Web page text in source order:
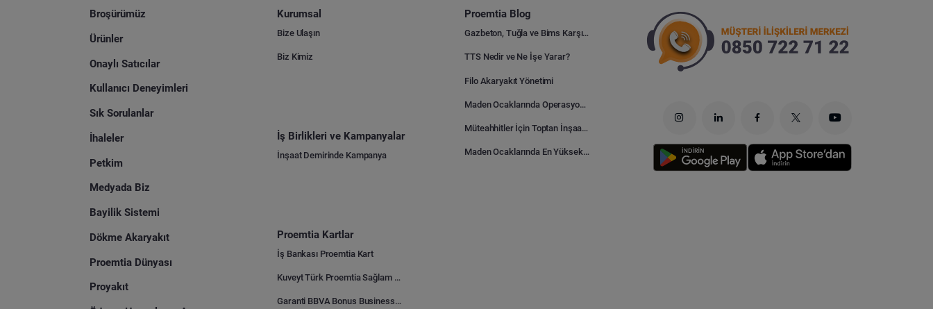
Broşürümüz
Ürünler
Onaylı Satıcılar
Kullanıcı Deneyimleri
Sık Sorulanlar
İhaleler
Petkim
Medyada Biz
Bayilik Sistemi
Dökme Akaryakıt
Proemtia Dünyası
Proyakıt
Kurumsal
Bize Ulaşın
Biz Kimiz
İş Birlikleri ve Kampanyalar
İnşaat Demirinde Kampanya
Proemtia Kartlar
İş Bankası Proemtia Kart
Kuveyt Türk Proemtia Sağlam Bayi Kart
Garanti BBVA Bonus Business Proemtia Bayi Kart
Proemtia Blog
Gazbeton, Tuğla ve Bims Karşılaştırması: Hangisi Daha Avantajlı?
TTS Nedir ve Ne İşe Yarar?
Filo Akaryakıt Yönetimi
Maden Ocaklarında Operasyonel Verimlilik Nasıl Arttırılır?
Müteahhitler İçin Toptan İnşaat Malzemesi Satın Alma Rehberi
Maden Ocaklarında En Yüksek Gider Kalemleri Nelerdir?